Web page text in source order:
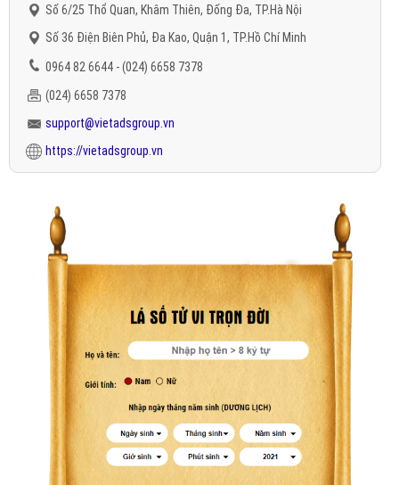
Số 6/25 Thổ Quan, Khâm Thiên, Đống Đa, TP.Hà Nội
Số 36 Điện Biên Phủ, Đa Kao, Quận 1, TP.Hồ Chí Minh
0964 82 6644 - (024) 6658 7378
(024) 6658 7378
support@vietadsgroup.vn
https://vietadsgroup.vn